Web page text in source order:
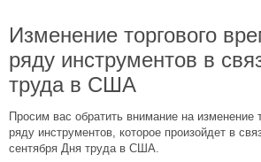
Изменение торгового
ряду инструментов в
труда в США
Просим вас обратить внимание на изменение
ряду инструментов, которое произойдет в
сентября Дня труда в США.